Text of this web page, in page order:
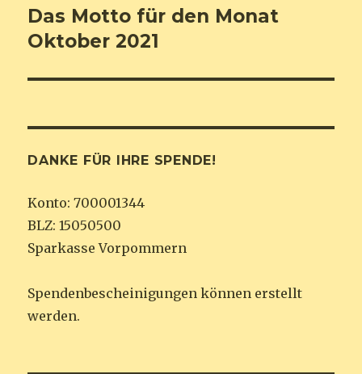
Nächster
Beitrag:
Das Motto für den Monat
Oktober 2021
DANKE FÜR IHRE SPENDE!
Konto: 700001344
BLZ: 15050500
Sparkasse Vorpommern
Spendenbescheinigungen können erstellt
werden.